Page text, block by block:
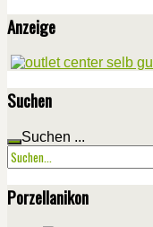
Anzeige
Suchen
Suchen ...
Porzellanikon